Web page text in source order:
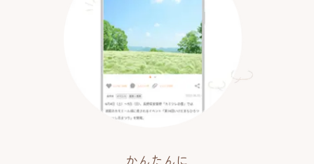
かんたんに